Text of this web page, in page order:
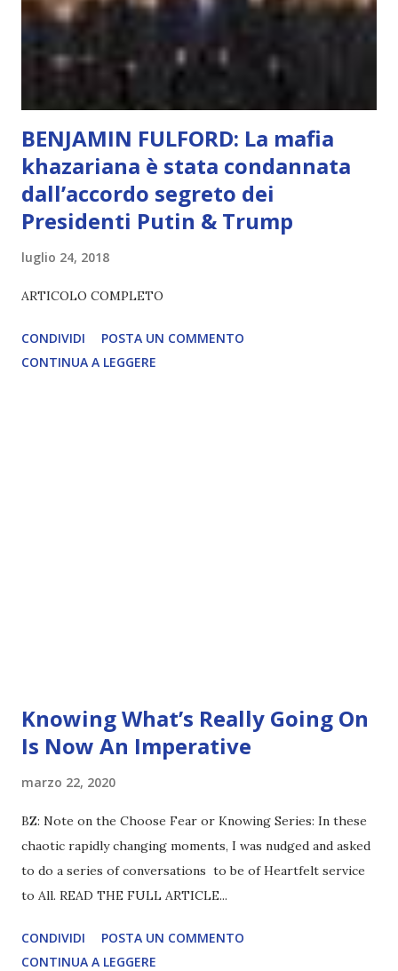
diventerà sempre più avanzata (soprattutto tra il 2027 e il
2035), emergeranno situazioni che renderanno la differenza
lampante: L’IA sarà in gr...
BENJAMIN FULFORD: La mafia
khazariana è stata condannata
dall’accordo segreto dei
Presidenti Putin & Trump
luglio 24, 2018
ARTICOLO COMPLETO
CONDIVIDI
POSTA UN COMMENTO
CONTINUA A LEGGERE
Knowing What’s Really Going On
Is Now An Imperative
marzo 22, 2020
BZ: Note on the Choose Fear or Knowing Series: In these
chaotic rapidly changing moments, I was nudged and asked
to do a series of conversations to be of Heartfelt service
to All. READ THE FULL ARTICLE...
CONDIVIDI
POSTA UN COMMENTO
CONTINUA A LEGGERE